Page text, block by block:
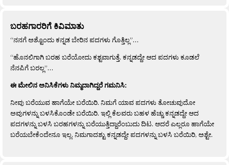
ಬರಹಗಾರರಿಗೆ ಕಿವಿಮಾತು
“ನನಗೆ ಅಶ್ಟೊಂದು ಕನ್ನಡ ಬೇರಿನ ಪದಗಳು ಗೊತ್ತಿಲ್ಲ”…
“ಹೊನಲಿಗಾಗಿ ಬರಹ ಬರೆಯೋದು ಕಶ್ಟವಾಗುತ್ತೆ. ಕನ್ನಡದ್ದೇ ಆದ ಪದಗಳು ಕೂಡಲೆ
ನೆನಪಿಗೆ ಬರಲ್ಲ”…
ಈ ಮೇಲಿನ ಅನಿಸಿಕೆಗಳು ನಿಮ್ಮದಾಗಿದ್ದರೆ ಗಮನಿಸಿ:
ನೀವು ಬರೆಯುವ ಹಾಗೆಯೇ ಬರೆಯಿರಿ. ನಿಮಗೆ ಯಾವ ಪದಗಳು ತೋಚುವುದೋ
ಅವುಗಳನ್ನು ಬಳಸಿಕೊಂಡೇ ಬರೆಯಿರಿ. ಇಲ್ಲಿ ಕೆಲವರು ಬಹಳ ಹೆಚ್ಚು ಕನ್ನಡದ್ದೇ ಆದ
ಪದಗಳನ್ನು ಬಳಸಿ ಬರಹಗಳನ್ನು ಬರೆಯುತ್ತಿದ್ದಾರೆಂಬುದು ದಿಟ. ಆದರೆ ಎಲ್ಲರೂ ಹಾಗೆಯೇ
ಬರೆಯಬೇಕೆಂದೇನೂ ಇಲ್ಲ. ನಿಮಗಾದಶ್ಟು ಕನ್ನಡದ್ದೇ ಪದಗಳನ್ನು ಬಳಸಿ ಬರೆಯಿರಿ, ಅಶ್ಟೇ.